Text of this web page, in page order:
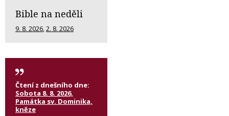
Bible na neděli
9. 8. 2026,2. 8. 2026
Čtení z dnešního dne:
Sobota 8. 8. 2026,
Památka sv. Dominika,
kněze